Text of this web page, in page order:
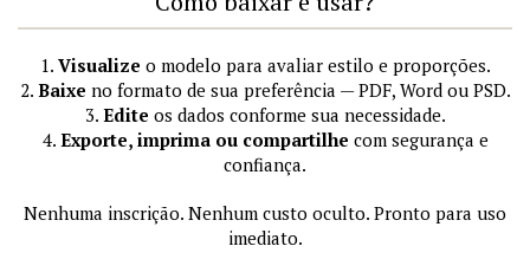
1. Visualize o modelo para avaliar estilo e proporções.
2. Baixe no formato de sua preferência — PDF, Word ou PSD.
3. Edite os dados conforme sua necessidade.
4. Exporte, imprima ou compartilhe com segurança e
confiança.
Nenhuma inscrição. Nenhum custo oculto. Pronto para uso
imediato.